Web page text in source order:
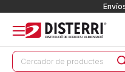
Products
search